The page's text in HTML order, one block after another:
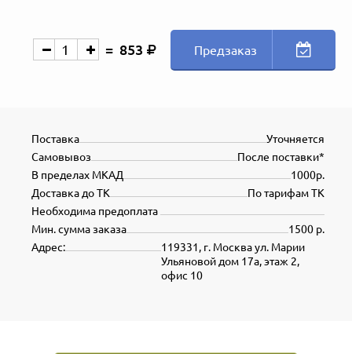
853 Предзаказ
Уточняется
Поставка
После поставки*
Самовывоз
1000р.
В пределах МКАД
По тарифам ТК
Доставка до ТК
Необходима предоплата
1500 р.
Мин. сумма заказа
119331, г. Москва ул. Марии
Ульяновой дом 17а, этаж 2,
офис 10
Адрес: